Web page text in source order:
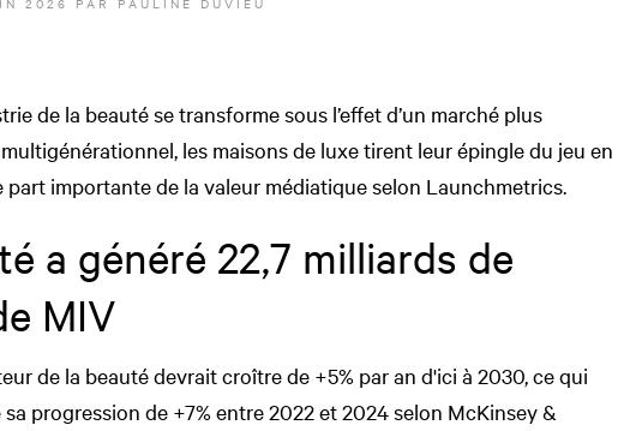
de la beauté se transforme sous l’effet d’un marché plus
les maisons de luxe tirent leur épingle du jeu en
importante de la valeur médiatique selon Launchmetrics.
a généré 22,7 milliards de
MIV
de la beauté devrait croître de +5% par an d'ici à 2030, ce qui
progression de +7% entre 2022 et 2024 selon McKinsey &